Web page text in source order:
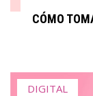
CÓMO
DIGITAL